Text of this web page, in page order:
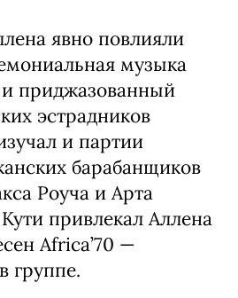
явно повлияли
музыка
приджазованный
эстрадников
и партии
барабанщиков
Роуча и Арта
привлекал Аллена
Africa’70 —
группе.